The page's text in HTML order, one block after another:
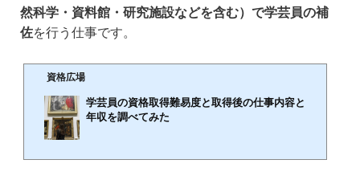
然科学・資料館・研究施設などを含む）で学芸員の補
佐を行う仕事です。
資格広場
学芸員の資格取得難易度と取得後の仕事内容と
年収を調べてみた